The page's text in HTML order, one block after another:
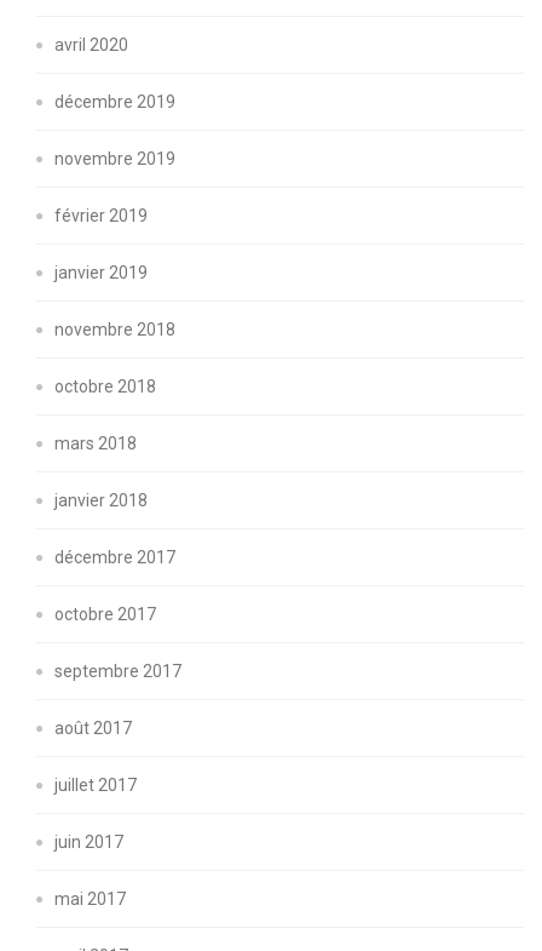
avril 2020
décembre 2019
novembre 2019
février 2019
janvier 2019
novembre 2018
octobre 2018
mars 2018
janvier 2018
décembre 2017
octobre 2017
septembre 2017
août 2017
juillet 2017
juin 2017
mai 2017